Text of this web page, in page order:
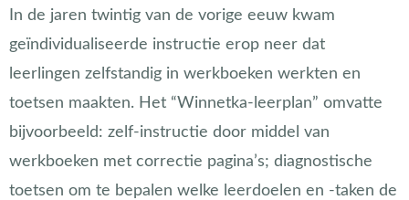
In de jaren twintig van de vorige eeuw kwam
geïndividualiseerde instructie erop neer dat
leerlingen zelfstandig in werkboeken werkten en
toetsen maakten. Het “Winnetka-leerplan” omvatte
bijvoorbeeld: zelf-instructie door middel van
werkboeken met correctie pagina’s; diagnostische
toetsen om te bepalen welke leerdoelen en -taken de